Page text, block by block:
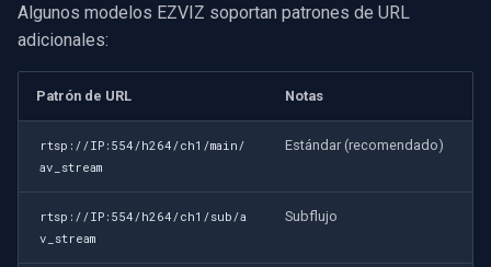
Algunos modelos EZVIZ soportan patrones de URL
adicionales:
Patrón de URL Notas
rtsp://IP:554/h264/ch1/main/
av_stream
Estándar (recomendado)
rtsp://IP:554/h264/ch1/sub/a
v_stream
Subflujo